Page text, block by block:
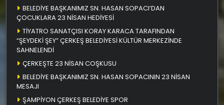
BELEDİYE BAŞKANIMIZ SN. HASAN SOPACI’DAN
ÇOCUKLARA 23 NİSAN HEDİYESİ
TİYATRO SANATÇISI KORAY KARACA TARAFINDAN
“ŞEYDEKİ ŞEY” ÇERKEŞ BELEDİYESİ KÜLTÜR MERKEZİNDE
SAHNELENDİ
ÇERKEŞTE 23 NİSAN COŞKUSU
BELEDİYE BAŞKANIMIZ SN. HASAN SOPACININ 23 NİSAN
MESAJI
ŞAMPİYON ÇERKEŞ BELEDİYE SPOR